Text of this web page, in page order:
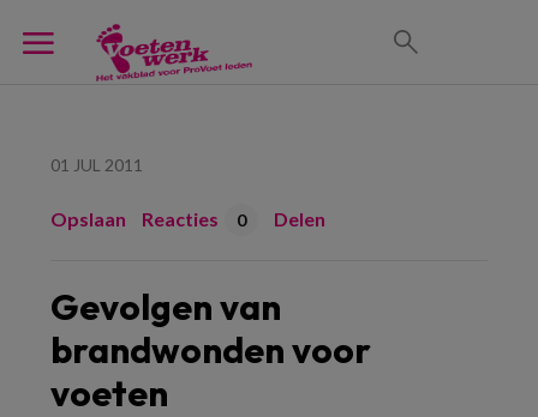
01 JUL 2011
Opslaan Reacties 0 Delen
Gevolgen van
brandwonden voor
voeten